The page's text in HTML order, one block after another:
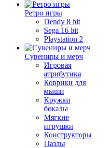
Ретро игры
Dendy 8 bit
Sega 16 bit
Playstation 2
Сувениры и мерч
Игровая
атрибутика
Коврики для
мыши
Кружки
бокалы
Мягкие
игрушки
Конструкторы
Пазлы